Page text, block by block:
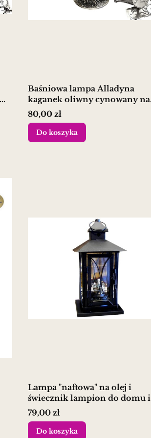
Baśniowa lampa Alladyna
kaganek oliwny cynowany na
prezent
Cena
80,00 zł
Do koszyka
Lampa "naftowa" na olej i
świecznik lampion do domu i
ogrodu
Cena
79,00 zł
Do koszyka